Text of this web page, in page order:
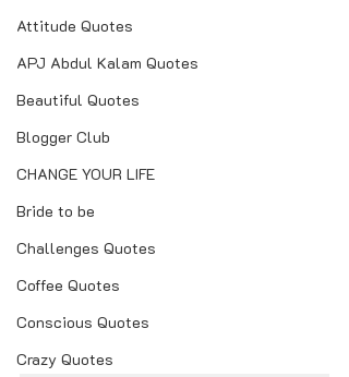
Attitude Quotes
APJ Abdul Kalam Quotes
Beautiful Quotes
Blogger Club
CHANGE YOUR LIFE
Bride to be
Challenges Quotes
Coffee Quotes
Conscious Quotes
Crazy Quotes